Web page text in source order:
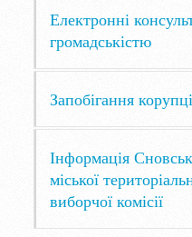
Електронні
громадськістю
Запобігання
Інформація
міської
виборчої комісії